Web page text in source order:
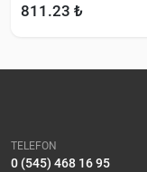
811.23 ₺
TELEFON
0 (545) 468 16 95